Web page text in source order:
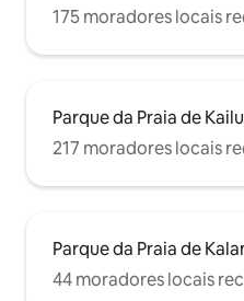
175 moradores locais
Parque da Praia de
217 moradores locais
Parque da Praia de
44 moradores locais